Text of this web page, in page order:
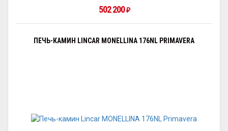
502 200 ₽
ПЕЧЬ-КАМИН LINCAR MONELLINA 176NL PRIMAVERA